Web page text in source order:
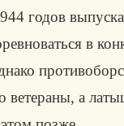
годов
в
ветераны, а